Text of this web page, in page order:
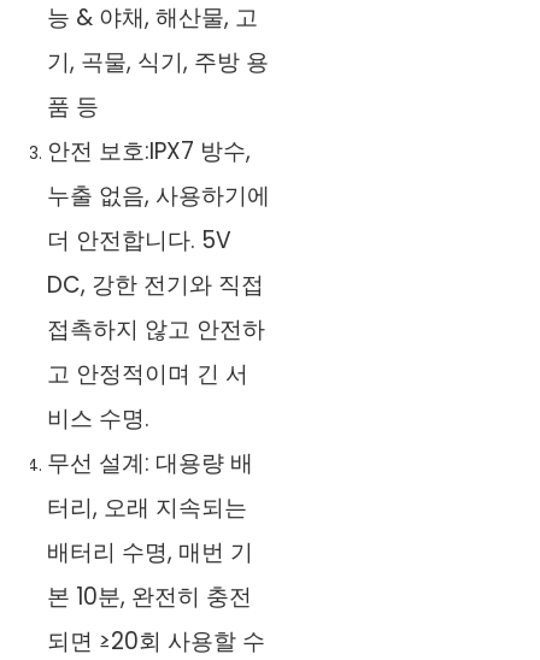
능 & 야채, 해산물, 고
기, 곡물, 식기, 주방 용
품 등
안전 보호:IPX7 방수,
누출 없음, 사용하기에
더 안전합니다. 5V
DC, 강한 전기와 직접
접촉하지 않고 안전하
고 안정적이며 긴 서
비스 수명.
무선 설계: 대용량 배
터리, 오래 지속되는
배터리 수명, 매번 기
본 10분, 완전히 충전
되면 ≥20회 사용할 수